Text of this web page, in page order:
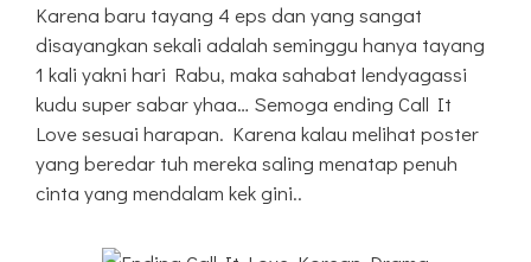
Karena baru tayang 4 eps dan yang sangat
disayangkan sekali adalah seminggu hanya tayang
1 kali yakni hari Rabu, maka sahabat lendyagassi
kudu super sabar yhaa… Semoga ending Call It
Love sesuai harapan. Karena kalau melihat poster
yang beredar tuh mereka saling menatap penuh
cinta yang mendalam kek gini..